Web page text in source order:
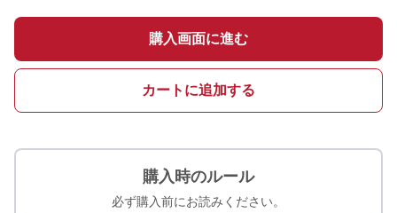
購入画面に進む
カートに追加する
購入時のルール
必ず購入前にお読みください。